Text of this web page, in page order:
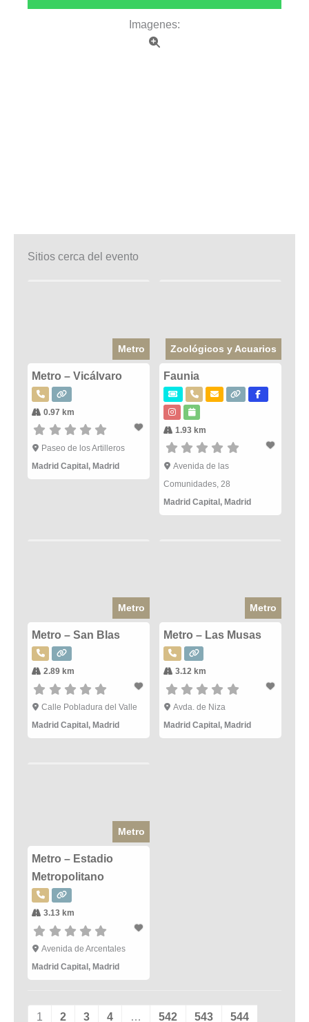
Imagenes:
Sitios cerca del evento
Metro
Metro – Vicálvaro
0.97 km
Paseo de los Artilleros
Madrid Capital, Madrid
Zoológicos y Acuarios
Faunia
1.93 km
Avenida de las
Comunidades, 28
Madrid Capital,Madrid
Metro
Metro – San Blas
2.89 km
Calle Pobladura del Valle
Madrid Capital , Madrid
Metro
Metro – Las Musas
3.12 km
Avda. de Niza
Madrid Capital , Madrid
Metro
Metro – Estadio
Metropolitano
3.13 km
Avenida de Arcentales
Madrid Capital , Madrid
1 2 3 4 … 542 543 544